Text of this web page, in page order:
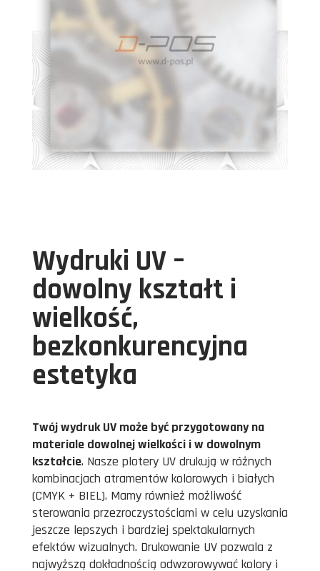
Wydruki UV –
dowolny kształt i
wielkość,
bezkonkurencyjna
estetyka
Twój wydruk UV może być przygotowany na
materiale dowolnej wielkości i w dowolnym
kształcie. Nasze plotery UV drukują w różnych
kombinacjach atramentów kolorowych i białych
(CMYK + BIEL). Mamy również możliwość
sterowania przezroczystościami w celu uzyskania
jeszcze lepszych i bardziej spektakularnych
efektów wizualnych. Drukowanie UV pozwala z
najwyższą dokładnością odwzorowywać kolory i